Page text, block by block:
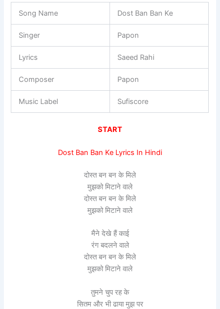
Song Name Dost Ban Ban Ke
Singer Papon
Lyrics Saeed Rahi
Composer Papon
Music Label Sufiscore
START
Dost Ban Ban Ke Lyrics In Hindi
दोस्त बन बन के मिले
मुझको मिटाने वाले
दोस्त बन बन के मिले
मुझको मिटाने वाले
मैने देखे हैं काई
रंग बदलने वाले
दोस्त बन बन के मिले
मुझको मिटाने वाले
तुमने चुप रह के
सितम और भी ढाया मुझ पर